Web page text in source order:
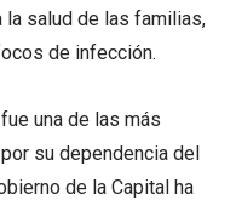
la salud de las familias,
de infección.
una de las más
su dependencia del
de la Capital ha